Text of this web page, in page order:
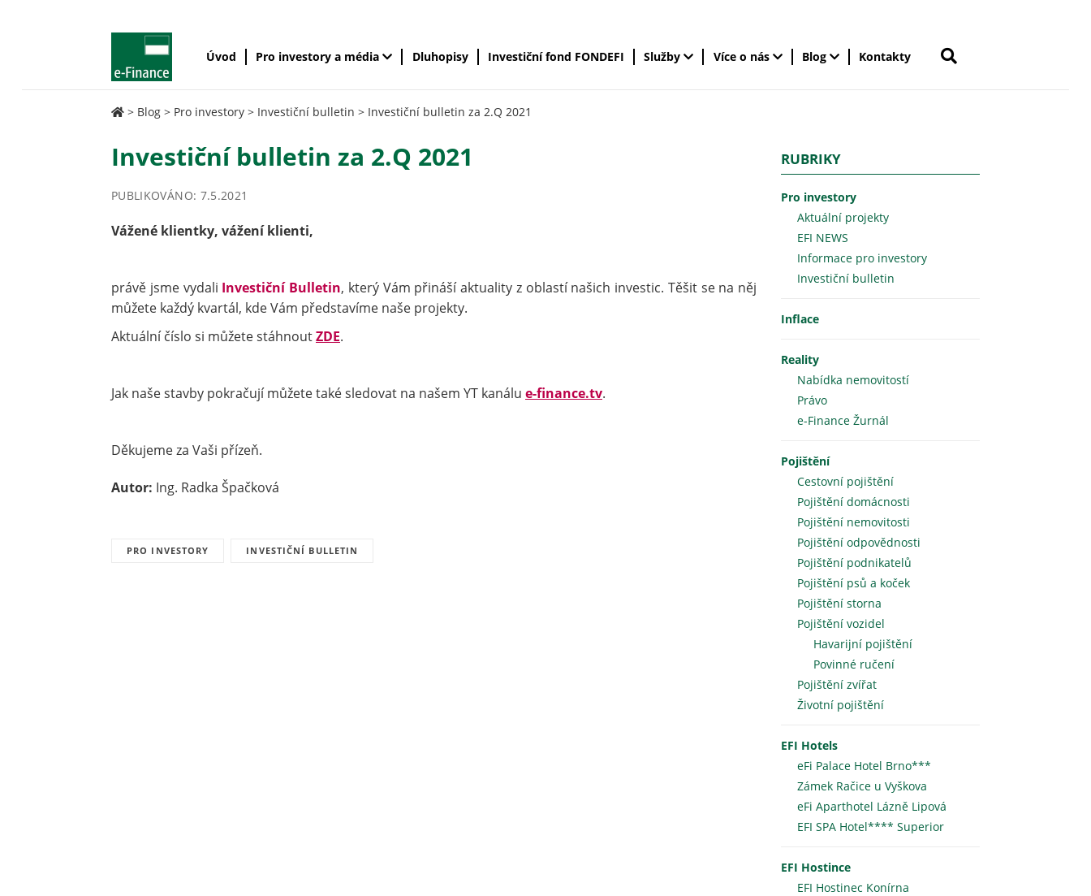
Úvod Pro investory a média Dluhopisy Investiční fond FONDEFI Služby Více o nás Blog Kontakty
> Blog > Pro investory > Investiční bulletin > Investiční bulletin za 2.Q 2021
Investiční bulletin za 2.Q 2021
PUBLIKOVÁNO: 7.5.2021
Vážené klientky, vážení klienti,
právě jsme vydali Investiční Bulletin, který Vám přináší aktuality z oblastí našich investic. Těšit se na něj
můžete každý kvartál, kde Vám představíme naše projekty.
Aktuální číslo si můžete stáhnoutZDE.
Jak naše stavby pokračují můžete také sledovat na našem YT kanálu e-finance.tv.
Děkujeme za Vaši přízeň.
Autor: Ing. Radka Špačková
PRO INVESTORY INVESTIČNÍ BULLETIN
RUBRIKY
Pro investory
Aktuální projekty
EFI NEWS
Informace pro investory
Investiční bulletin
Inflace
Reality
Nabídka nemovitostí
Právo
e-Finance Žurnál
Pojištění
Cestovní pojištění
Pojištění domácnosti
Pojištění nemovitosti
Pojištění odpovědnosti
Pojištění podnikatelů
Pojištění psů a koček
Pojištění storna
Pojištění vozidel
Havarijní pojištění
Povinné ručení
Pojištění zvířat
Životní pojištění
EFI Hotels
eFi Palace Hotel Brno***
Zámek Račice u Vyškova
eFi Aparthotel Lázně Lipová
EFI SPA Hotel**** Superior
EFI Hostince
EFI Hostinec Konírna